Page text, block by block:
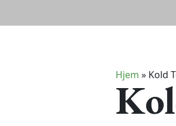
Hjem » Kold